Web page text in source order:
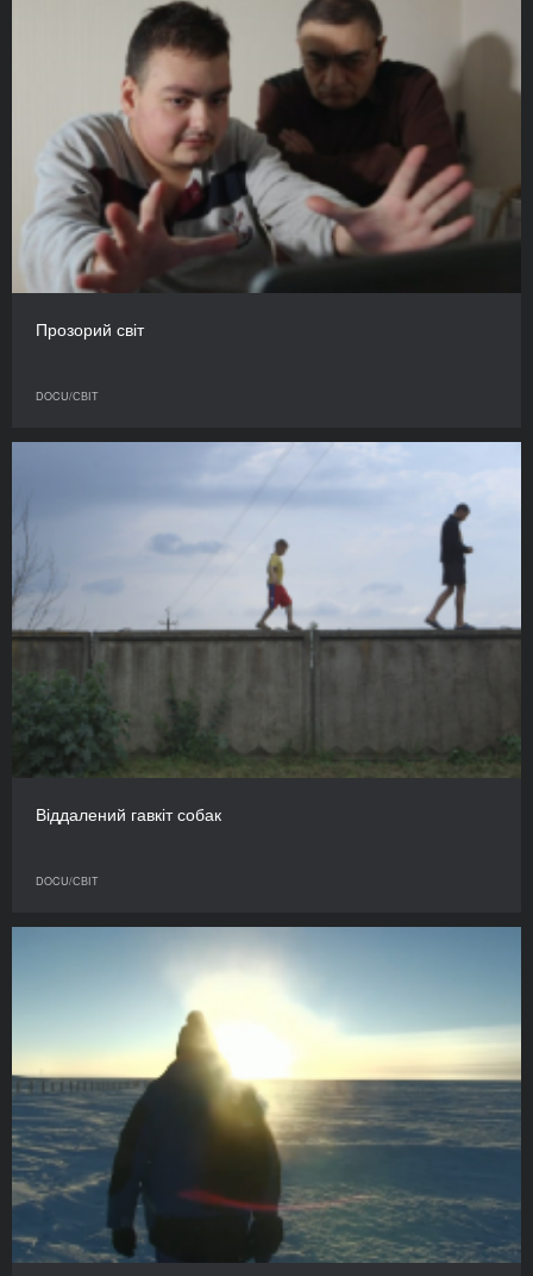
Прозорий світ
DOCU/СВІТ
Віддалений гавкіт собак
DOCU/СВІТ